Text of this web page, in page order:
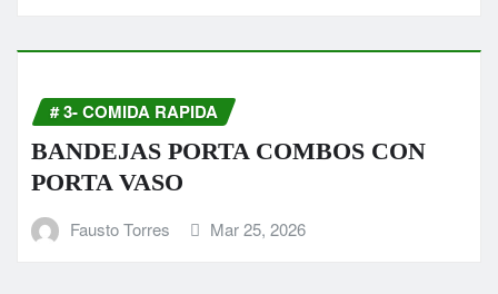
# 3- COMIDA RAPIDA
BANDEJAS PORTA COMBOS CON
PORTA VASO
Fausto Torres Mar 25, 2026